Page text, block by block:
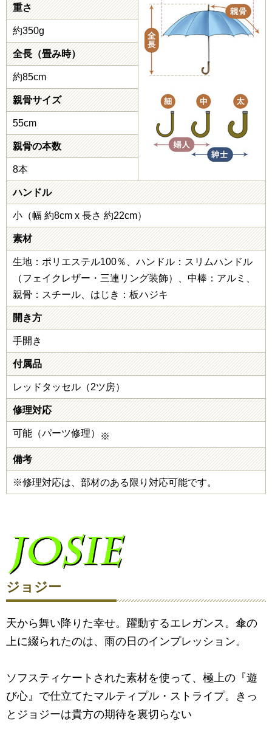
重さ
約350g
全長（畳み時）
約85cm
親骨サイズ
55cm
親骨の本数
8本
ハンドル
小（幅 約8cm x 長さ 約22cm）
素材
生地：ポリエステル100％、ハンドル：スリムハンドル
（フェイクレザー・三連リング装飾）、中棒：アルミ、
親骨：スチール、はじき：板ハジキ
開き方
手開き
付属品
レッドタッセル（2ツ房）
修理対応
可能（パーツ修理） ※
備考
※修理対応は、部材のある限り対応可能です。
ジョジー
天から舞い降りた幸せ。躍動するエレガンス。傘の
上に綴られたのは、雨の日のインプレッション。
ソフスティケートされた素材を使って、極上の『遊
び心』で仕立てたマルティプル・ストライプ。きっ
とジョジーは貴方の期待を裏切らない